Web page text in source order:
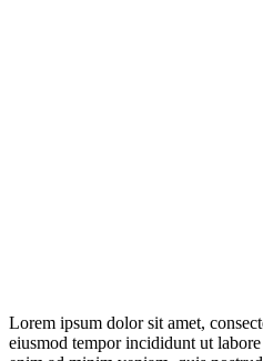
Lorem ipsum dolor sit amet,
eiusmod tempor incididunt ut